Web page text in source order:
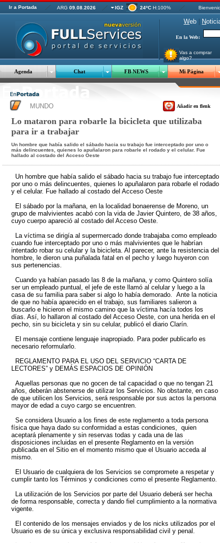
Ir a Portada ARG 09.08.2026 IGZ 24ºC H:100%
Web N
En la Web:
Vas a comprar
algo?
Agenda Chat FB NEWS Mi Página
MUNDO Añadir en flenk
Lo mataron para robarle la bicicleta que utilizaba
para ir a trabajar
Un hombre que había salido el sábado hacia su trabajo fue interceptado por uno o
más delincuentes, quienes lo apuñalaron para robarle el rodado y el celular. Fue
hallado al costado del Acceso Oeste
Un hombre que había salido el sábado hacia su trabajo fue interceptado
por uno o más delincuentes, quienes lo apuñalaron para robarle el rodado
y el celular. Fue hallado al costado del Acceso Oeste
El sábado por la mañana, en la localidad bonaerense de Moreno, un
grupo de malvivientes acabó con la vida de Javier Quintero, de 38 años,
cuyo cuerpo apareció al costado del Acceso Oeste.
La víctima se dirigía al supermercado donde trabajaba como empleado
cuando fue interceptado por uno o más malvivientes que le habrían
intentado robar su celular y la bicicleta. Al parecer, ante la resistencia del
hombre, le dieron una puñalada fatal en el pecho y luego huyeron con
sus pertenencias.
Cuando ya habían pasado las 8 de la mañana, y como Quintero solía
ser un empleado puntual, el jefe de este llamó al celular y luego a la
casa de su familia para saber si algo lo había demorado. Ante la noticia
de que no había aparecido en el trabajo, sus familiares salieron a
buscarlo e hicieron el mismo camino que la víctima hacía todos los
días. Así, lo hallaron al costado del Acceso Oeste, con una herida en el
pecho, sin su bicicleta y sin su celular, publicó el diario Clarín.
El mensaje contiene lenguaje inapropiado. Para poder publicarlo es
necesario reformularlo.
REGLAMENTO PARA EL USO DEL SERVICIO “CARTA DE
LECTORES” y DEMÁS ESPACIOS DE OPINIÓN
Aquellas personas que no gocen de tal capacidad o que no tengan 21
años, deberán abstenerse de utilizar los Servicios. No obstante, en caso
de que utilicen los Servicios, será responsable por sus actos la persona
mayor de edad a cuyo cargo se encuentren.
Se considera Usuario a los fines de este reglamento a toda persona
física que haya dado su conformidad a estas condiciones, quien
aceptará plenamente y sin reservas todas y cada una de las
disposiciones incluidas en el presente Reglamento en la versión
publicada en el Sitio en el momento mismo que el Usuario acceda al
mismo.
El Usuario de cualquiera de los Servicios se compromete a respetar y
cumplir tanto los Términos y condiciones como el presente Reglamento.
La utilización de los Servicios por parte del Usuario deberá ser hecha
de forma responsable, correcta y dando fiel cumplimiento a la normativa
vigente.
El contenido de los mensajes enviados y de los nicks utilizados por el
Usuario es de su única y exclusiva responsabilidad civil y penal.